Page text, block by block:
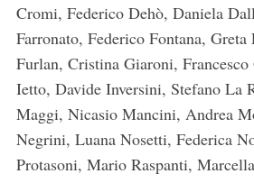
Cromi, Federico Dehò, Daniela
Farronato, Federico Fontana,
Furlan, Cristina Giaroni, Francesco
Ietto, Davide Inversini, Stefano La
Maggi, Nicasio Mancini, Andrea
Negrini, Luana Nosetti, Federica
Protasoni, Mario Raspanti,